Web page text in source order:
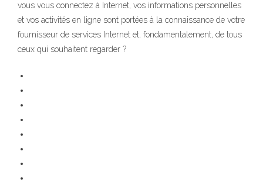
vous vous connectez à Internet, vos informations personnelles
et vos activités en ligne sont portées à la connaissance de votre
fournisseur de services Internet et, fondamentalement, de tous
ceux qui souhaitent regarder ?